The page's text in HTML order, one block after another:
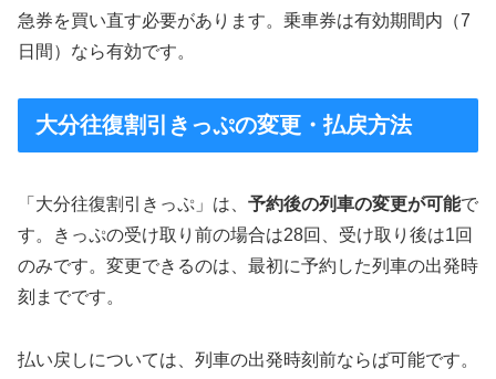
急券を買い直す必要があります。乗車券は有効期間内（7
日間）なら有効です。
大分往復割引きっぷの変更・払戻方法
「大分往復割引きっぷ」は、 予約後の列車の変更が可能で
す。きっぷの受け取り前の場合は28回、受け取り後は1回
のみです。変更できるのは、最初に予約した列車の出発時
刻までです。
払い戻しについては、列車の出発時刻前ならば可能です。